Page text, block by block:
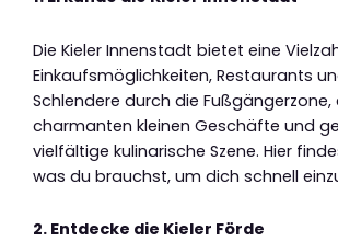
Die Kieler Innenstadt bietet eine
Einkaufsmöglichkeiten, Restaurants
Schlendere durch die Fußgängerzone,
charmanten kleinen Geschäfte und
vielfältige kulinarische Szene. Hier
was du brauchst, um dich schnell
2. Entdecke die Kieler Förde